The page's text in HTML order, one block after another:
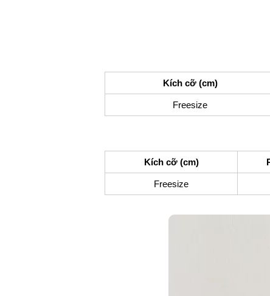
Kích cỡ (cm)
Freesize
Kích cỡ (cm)
Freesize